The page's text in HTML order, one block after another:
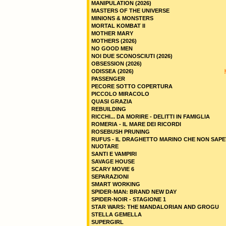
MANIPULATION (2026)
MASTERS OF THE UNIVERSE
MINIONS & MONSTERS
MORTAL KOMBAT II
MOTHER MARY
MOTHERS (2026)
NO GOOD MEN
NOI DUE SCONOSCIUTI (2026)
OBSESSION (2026)
ODISSEA (2026)
PASSENGER
PECORE SOTTO COPERTURA
PICCOLO MIRACOLO
QUASI GRAZIA
REBUILDING
RICCHI... DA MORIRE - DELITTI IN FAMIGLIA
ROMERIA - IL MARE DEI RICORDI
ROSEBUSH PRUNING
RUFUS - IL DRAGHETTO MARINO CHE NON
NUOTARE
SANTI E VAMPIRI
SAVAGE HOUSE
SCARY MOVIE 6
SEPARAZIONI
SMART WORKING
SPIDER-MAN: BRAND NEW DAY
SPIDER-NOIR - STAGIONE 1
STAR WARS: THE MANDALORIAN AND GROGU
STELLA GEMELLA
SUPERGIRL